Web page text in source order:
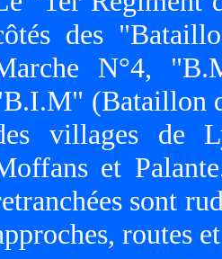
des
N°4,
(Bataillon
villages de
et
sont
routes